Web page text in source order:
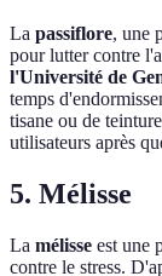
La passiflore, une
pour lutter contre
l'Université de
temps
tisane ou de
utilisateurs après
5. Mélisse
La mélisse est une
contre le stress.